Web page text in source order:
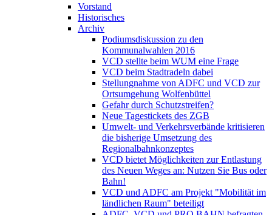
Vorstand
Historisches
Archiv
Podiumsdiskussion zu den
Kommunalwahlen 2016
VCD stellte beim WUM eine Frage
VCD beim Stadtradeln dabei
Stellungnahme von ADFC und VCD zur
Ortsumgehung Wolfenbüttel
Gefahr durch Schutzstreifen?
Neue Tagestickets des ZGB
Umwelt- und Verkehrsverbände kritisieren
die bisherige Umsetzung des
Regionalbahnkonzeptes
VCD bietet Möglichkeiten zur Entlastung
des Neuen Weges an: Nutzen Sie Bus oder
Bahn!
VCD und ADFC am Projekt "Mobilität im
ländlichen Raum" beteiligt